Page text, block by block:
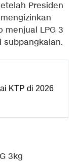
Presiden
menjual LPG 3
KTP di 2026
3kg